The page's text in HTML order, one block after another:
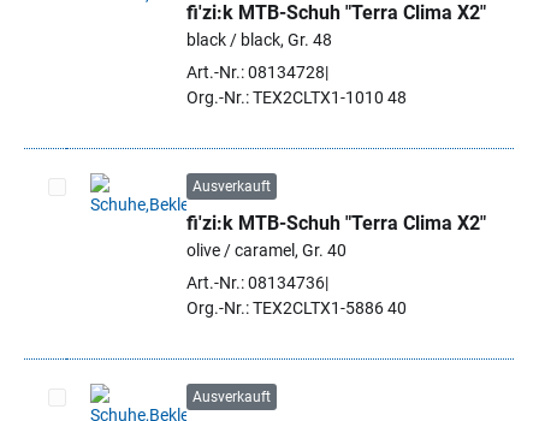
Artikel auswählen
fi'zi:k MTB-Schuh "Terra Clima X2"
black / black, Gr. 48
Art.-Nr.: 08134728
Org.-Nr.: TEX2CLTX1-1010 48
Artikel auswählen
Ausverkauft
fi'zi:k MTB-Schuh "Terra Clima X2"
olive / caramel, Gr. 40
Art.-Nr.: 08134736
Org.-Nr.: TEX2CLTX1-5886 40
Ausverkauft